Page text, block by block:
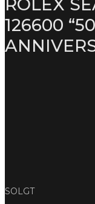
126600
SOLGT